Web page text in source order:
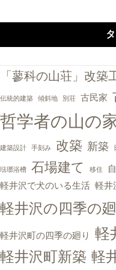
「蓼科の山荘」改築
伝統的建築 傾斜地 別荘 古民家
哲学者の山の
建築設計 手刻み 改築 新築
琺瑯浴槽 石場建て 移住
軽井沢で犬のいる生活 軽井
軽井沢の四季の
軽井沢町の四季の廻り 軽
軽井沢町新築 軽